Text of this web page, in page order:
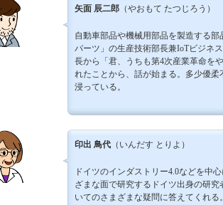
矢面 辰二郎 （やおもて たつじろう）
自動車部品や機械用部品を製造する部
パーツ」の生産技術部長兼IoTビジネ
長から「君、うちも第4次産業革命を
れたことから、話が始まる。多少優柔
浸っている。
印出 鳥代 （いんだす とりよ）
ドイツのインダストリー4.0などを中
ざまな面で研究するドイツ出身の研究
いてのさまざまな疑問に答えてくれる